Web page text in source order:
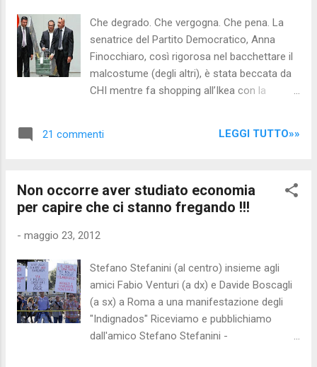
pignora le somme giacenti nei conti correnti
bancari anche a titolo di pensione o di
stipendio: è successo a Catanzaro nei
confronti di alcuni ignari cittadini che si sono
ritrovati improvvisamente con i loro depositi
consuma...
Che degrado. Che vergogna. Che pena. La
senatrice del Partito Democratico, Anna
Finocchiaro, così rigorosa nel bacchettare il
malcostume (degli altri), è stata beccata da
CHI mentre fa shopping all’Ikea con la
probabilmente a consigliare l’artistocratica
21 commenti LEGGI TUTTO»»
Non occorre aver studiato economia
per capire che ci stanno fregando !!!
- maggio 23, 2012
Stefano Stefanini (al centro) insieme agli
amici Fabio Venturi (a dx) e Davide Boscagli
(a sx) a Roma a una manifestazione degli
"Indignados" Riceviamo e pubblichiamo
dall'amico Stefano Stefanini -